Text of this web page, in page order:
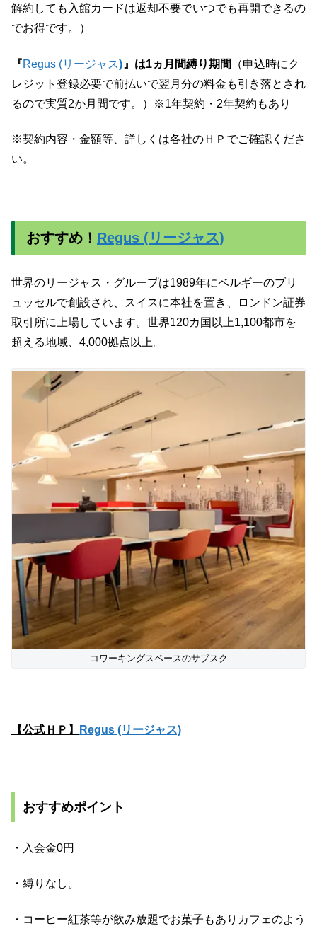
解約しても入館カードは返却不要でいつでも再開できるの
でお得です。）
『Regus (リージャス) 』は1ヵ月間縛り期間
（申込時にク
レジット登録必要で前払いで翌月分の料金も引き落とされ
るので実質2か月間です。）※1年契約・2年契約もあり
※契約内容・金額等、詳しくは各社のＨＰでご確認くださ
い。
おすすめ！ Regus (リージャス)
世界のリージャス・グループは1989年にベルギーのブリ
ュッセルで創設され、スイスに本社を置き、ロンドン証券
取引所に上場しています。世界120カ国以上1,100都市を
超える地域、4,000拠点以上。
コワーキングスペースのサブスク
【公式ＨＰ】 Regus (リージャス)
おすすめポイント
・入会金0円
・縛りなし。
・コーヒー紅茶等が飲み放題でお菓子もありカフェのよう